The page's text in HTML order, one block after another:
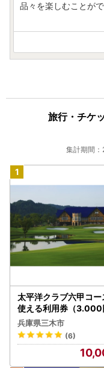
品々を楽しむことが
旅行・チケ
集計期間
太平洋クラブ六甲コー
使える利用券（3.000
）
兵庫県三木市
(6)